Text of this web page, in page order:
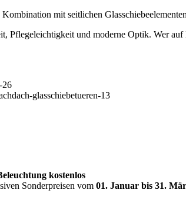
mit seitlichen
Pflegeleichtigkeit und moderne Optik. Wer
kostenlos
Sonderpreisen vom 01. Januar bis 31.